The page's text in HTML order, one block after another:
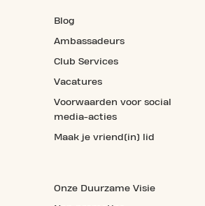
Blog
Ambassadeurs
Club Services
Vacatures
Voorwaarden voor social
media-acties
Maak je vriend(in) lid
Onze Duurzame Visie